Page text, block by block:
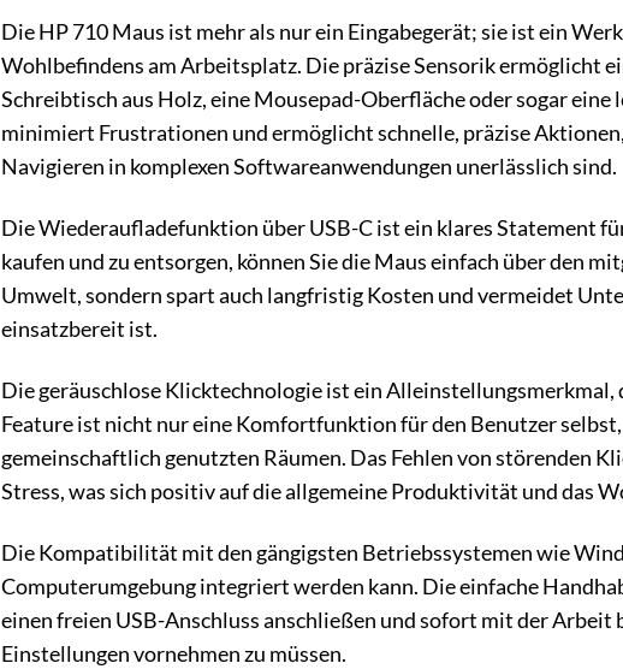
Die HP 710 Maus ist mehr als nur ein Eingabegerät; sie ist ein
Wohlbefindens am Arbeitsplatz. Die präzise Sensorik ermöglicht
Schreibtisch aus Holz, eine Mousepad-Oberfläche oder sogar
minimiert Frustrationen und ermöglicht schnelle, präzise
Navigieren in komplexen Softwareanwendungen unerlässlich sind.
Die Wiederaufladefunktion über USB-C ist ein klares Statement
kaufen und zu entsorgen, können Sie die Maus einfach über den
Umwelt, sondern spart auch langfristig Kosten und vermeidet
einsatzbereit ist.
Die geräuschlose Klicktechnologie ist ein Alleinstellungsmerkmal,
Feature ist nicht nur eine Komfortfunktion für den Benutzer
gemeinschaftlich genutzten Räumen. Das Fehlen von störenden
Stress, was sich positiv auf die allgemeine Produktivität und das
Die Kompatibilität mit den gängigsten Betriebssystemen wie
Computerumgebung integriert werden kann. Die einfache
einen freien USB-Anschluss anschließen und sofort mit der
Einstellungen vornehmen zu müssen.